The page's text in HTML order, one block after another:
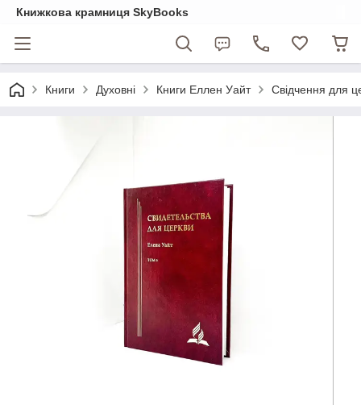
Книжкова крамниця SkyBooks
Книги Духовні Книги Еллен Уайт Свідчення для